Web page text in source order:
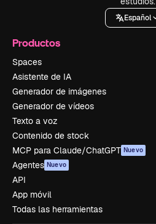
Español
Productos
Spaces
Asistente de IA
Generador de imágenes
Generador de vídeos
Texto a voz
Contenido de stock
MCP para Claude/ChatGPT Nuevo
Agentes Nuevo
API
App móvil
Todas las herramientas